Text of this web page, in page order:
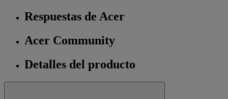
Respuestas de Acer
Acer Community
Detalles del producto